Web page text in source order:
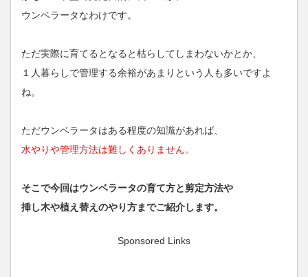
ウンベラータなわけです。
ただ実際に育てるとなると枯らしてしまわないかとか、
１人暮らしで管理する余裕があまりという人も多いですよ
ね。
ただウンベラータはある程度の知識があれば、
水やりや管理方法は難しくありません。
そこで今回はウンベラータの育て方と剪定方法や
挿し木や植え替えのやり方までご紹介します。
Sponsored Links